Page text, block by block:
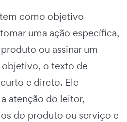
como objetivo
uma ação específica,
ou assinar um
objetivo, o texto de
e direto. Ele
atenção do leitor,
do produto ou serviço e